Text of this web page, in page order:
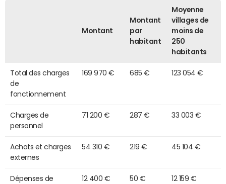
Montant
Montant
par
habitant
Moyenne
villages de
moins de
250
habitants
Total des charges
de
fonctionnement
169 970 € 685 € 123 054 €
Charges de
personnel
71 200 € 287 € 33 003 €
Achats et charges
externes
54 310 € 219 € 45 104 €
Dépenses de 12 400 € 50 € 12 159 €